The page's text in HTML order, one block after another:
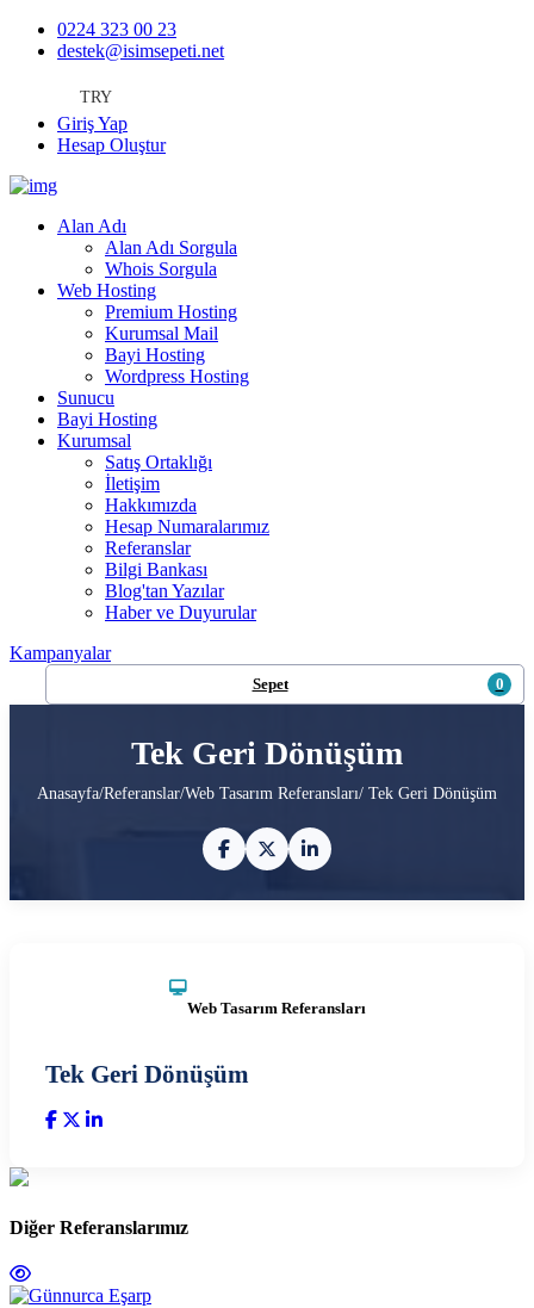
0224 323 00 23
destek@isimsepeti.net
TRY
Giriş Yap
Hesap Oluştur
Alan Adı
Alan Adı Sorgula
Whois Sorgula
Web Hosting
Premium Hosting
Kurumsal Mail
Bayi Hosting
Wordpress Hosting
Sunucu
Bayi Hosting
Kurumsal
Satış Ortaklığı
İletişim
Hakkımızda
Hesap Numaralarımız
Referanslar
Bilgi Bankası
Blog'tan Yazılar
Haber ve Duyurular
Kampanyalar
Sepet 0
Tek Geri Dönüşüm
Anasayfa/Referanslar/Web Tasarım Referansları/ Tek Geri Dönüşüm
Web Tasarım Referansları
Tek Geri Dönüşüm
Diğer Referanslarımız